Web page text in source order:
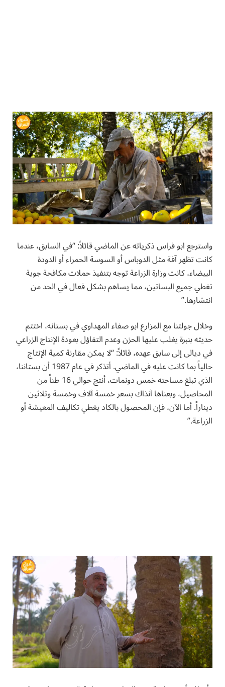
واسترجع ابو فراس ذكرياته عن الماضي قائلاً: “في السابق، عندما
كانت تظهر آفة مثل الدوباس أو السوسة الحمراء أو الدودة
البيضاء، كانت وزارة الزراعة توجه بتنفيذ حملات مكافحة جوية
تغطي جميع البساتين، مما يساهم بشكل فعال في الحد من
انتشارها.”
وخلال جولتنا مع المزارع ابو صفاء المهداوي في بستانه، اختتم
حديثه بنبرة يغلب عليها الحزن وعدم التفاؤل بعودة الإنتاج الزراعي
في ديالى إلى سابق عهده، قائلاً: “لا يمكن مقارنة كمية الإنتاج
حالياً بما كانت عليه في الماضي. أتذكر في عام 1987 أن بستاننا،
الذي تبلغ مساحته خمس دونمات، أنتج حوالي 16 طناً من
المحاصيل، وبعناها آنذاك بسعر خمسة آلاف وخمسة وثلاثين
ديناراً. أما الآن، فإن المحصول بالكاد يغطي تكاليف المعيشة أو
الزراعة.”